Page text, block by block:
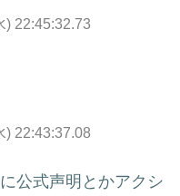
) 22:45:32.73
) 22:43:37.08
公式声明とかアクシ